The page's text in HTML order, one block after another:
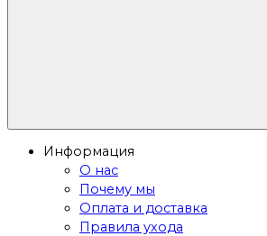
Информация
О нас
Почему мы
Оплата и доставка
Правила ухода